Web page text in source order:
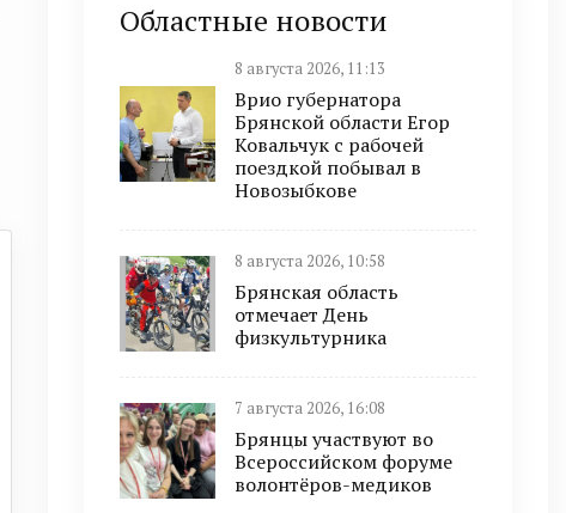
Областные новости
8 августа 2026, 11:13
Врио губернатора
Брянской области Егор
Ковальчук с рабочей
поездкой побывал в
Новозыбкове
8 августа 2026, 10:58
Брянская область
отмечает День
физкультурника
7 августа 2026, 16:08
Брянцы участвуют во
Всероссийском форуме
волонтёров-медиков